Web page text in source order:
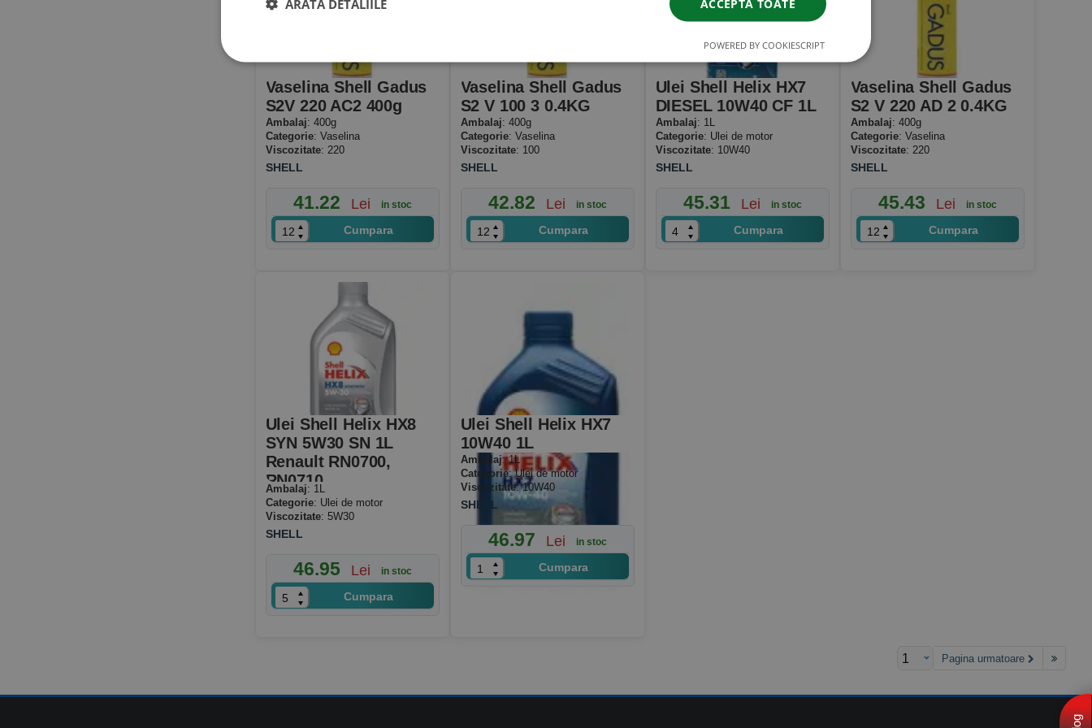
Vaselina Shell Gadus
S2V 220 AC2 400g
Ambalaj: 400g
Categorie: Vaselina
Viscozitate: 220
SHELL
41.22 Lei in stoc
Cumpara
Vaselina Shell Gadus
S2 V 100 3 0.4KG
Ambalaj: 400g
Categorie: Vaselina
Viscozitate: 100
SHELL
42.82 Lei in stoc
Cumpara
Ulei Shell Helix HX7
DIESEL 10W40 CF 1L
Ambalaj: 1L
Categorie: Ulei de motor
Viscozitate: 10W40
SHELL
45.31 Lei in stoc
Cumpara
Vaselina Shell Gadus
S2 V 220 AD 2 0.4KG
Ambalaj: 400g
Categorie: Vaselina
Viscozitate: 220
SHELL
45.43 Lei in stoc
Cumpara
Ulei Shell Helix HX8
SYN 5W30 SN 1L
Renault RN0700,
RN0710
Ambalaj: 1L
Categorie: Ulei de motor
Viscozitate: 5W30
SHELL
46.95 Lei in stoc
Cumpara
Ulei Shell Helix HX7
10W40 1L
Ambalaj: 1L
Categorie: Ulei de motor
Viscozitate: 10W40
SHELL
46.97 Lei in stoc
Cumpara
Pagina urmatoare
ARATĂ DETALIILE
POWERED BY COOKIESCRIPT